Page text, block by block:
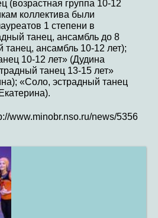
(возрастная группа 10-12
коллектива были
1 степени в
танец, ансамбль до 8
ансамбль 10-12 лет);
10-12 лет» (Дудина
танец 13-15 лет»
«Соло, эстрадный танец
www.minobr.nso.ru/news/5356